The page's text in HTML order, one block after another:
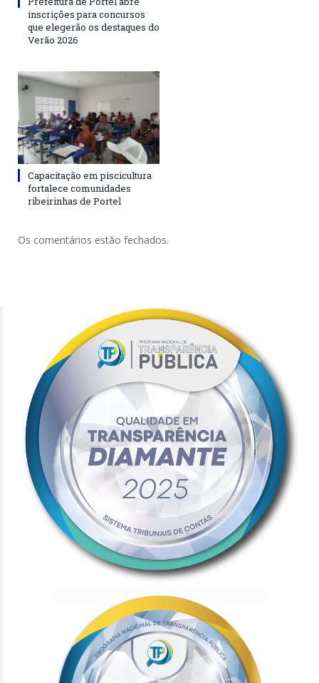
inscrições para concursos
que elegerão os destaques do
Verão 2026
Capacitação em piscicultura
fortalece comunidades
ribeirinhas de Portel
Os comentários estão fechados.